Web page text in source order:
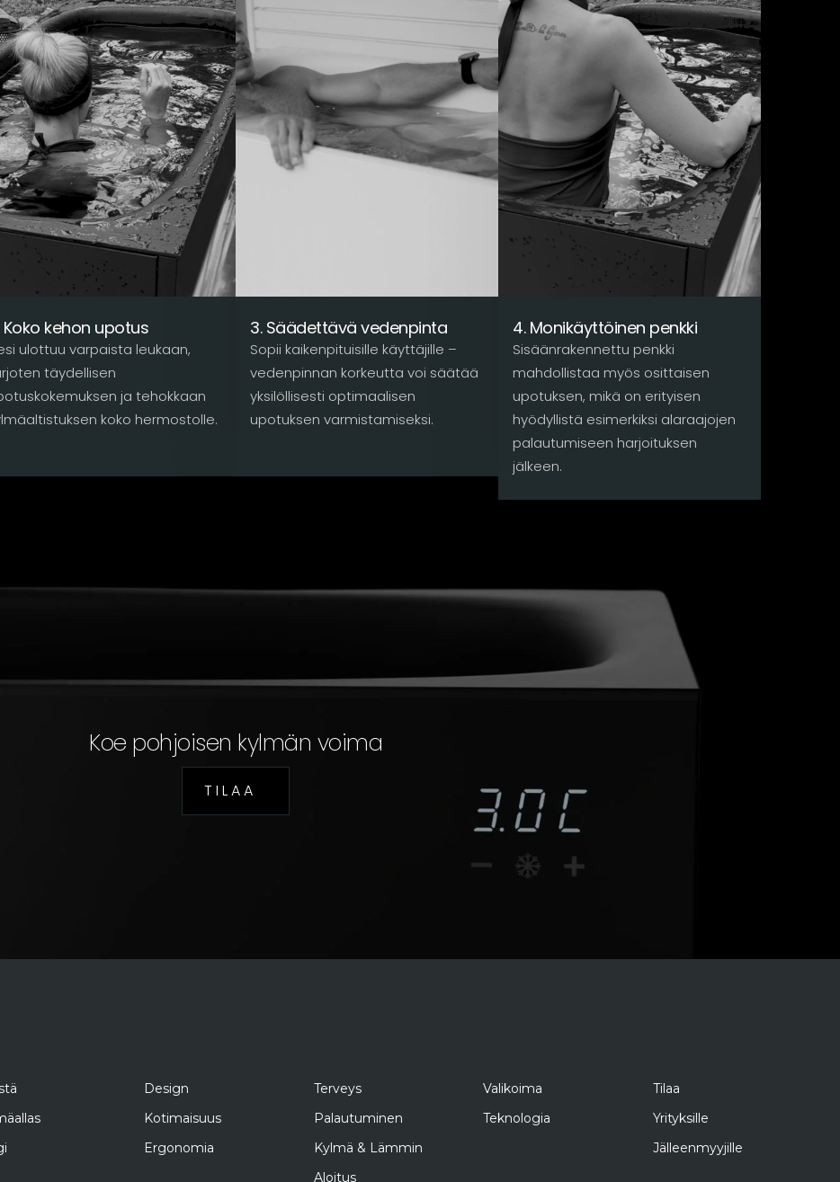
Koko kehon upotus
ulottuu varpaista leukaan,
täydellisen
ja tehokkaan
koko hermostolle.
3. Säädettävä vedenpinta
Sopii kaikenpituisille käyttäjille –
vedenpinnan korkeutta voi säätää
yksilöllisesti optimaalisen
upotuksen varmistamiseksi.
4. Monikäyttöinen penkki
Sisäänrakennettu penkki
mahdollistaa myös osittaisen
upotuksen, mikä on erityisen
hyödyllistä esimerkiksi alaraajojen
palautumiseen harjoituksen
jälkeen.
Koe pohjoisen kylmän voima
T I L A A
Design
Kotimaisuus
Ergonomia
Terveys
Palautuminen
Kylmä & Lämmin
Aloitus
Valikoima
Teknologia
Tilaa
Yrityksille
Jälleenmyyjille